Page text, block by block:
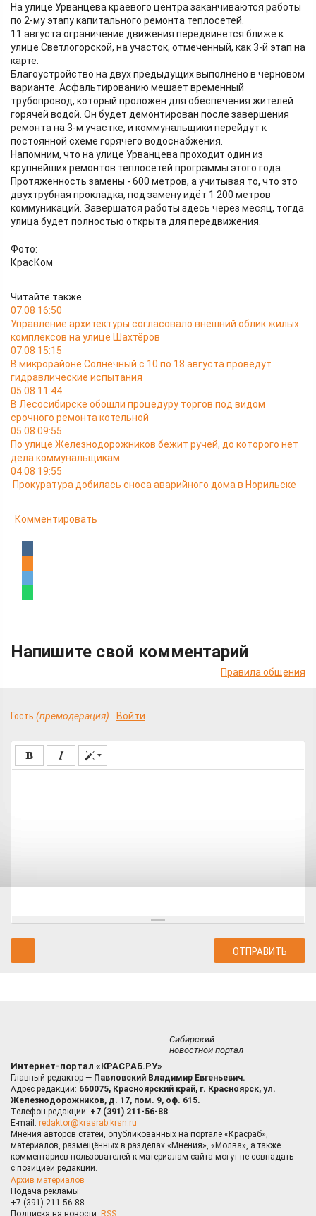
На улице Урванцева краевого центра заканчиваются работы
по 2-му этапу капитального ремонта теплосетей.
11 августа ограничение движения передвинется ближе к
улице Светлогорской, на участок, отмеченный, как 3-й этап на
карте.
Благоустройство на двух предыдущих выполнено в черновом
варианте. Асфальтированию мешает временный
трубопровод, который проложен для обеспечения жителей
горячей водой. Он будет демонтирован после завершения
ремонта на 3-м участке, и коммунальщики перейдут к
постоянной схеме горячего водоснабжения.
Напомним, что на улице Урванцева проходит один из
крупнейших ремонтов теплосетей программы этого года.
Протяженность замены - 600 метров, а учитывая то, что это
двухтрубная прокладка, под замену идёт 1 200 метров
коммуникаций. Завершатся работы здесь через месяц, тогда
улица будет полностью открыта для передвижения.
Фото:
КрасКом
Читайте также
07.08 16:50
Управление архитектуры согласовало внешний облик жилых
комплексов на улице Шахтёров
07.08 15:15
В микрорайоне Солнечный с 10 по 18 августа проведут
гидравлические испытания
05.08 11:44
В Лесосибирске обошли процедуру торгов под видом
срочного ремонта котельной
05.08 09:55
По улице Железнодорожников бежит ручей, до которого нет
дела коммунальщикам
04.08 19:55
Прокуратура добилась сноса аварийного дома в Норильске
Комментировать
Напишите свой комментарий
Правила общения
Гость (премодерация) Войти
Сибирский
новостной портал
Интернет-портал «КРАСРАБ.РУ»
Главный редактор — Павловский Владимир Евгеньевич.
Адрес редакции: 660075, Красноярский край, г. Красноярск, ул.
Железнодорожников, д. 17, пом. 9, оф. 615.
Телефон редакции: +7 (391) 211-56-88
E-mail: redaktor@krasrab.krsn.ru
Мнения авторов статей, опубликованных на портале «Красраб»,
материалов, размещённых в разделах «Мнения», «Молва», а также
комментариев пользователей к материалам сайта могут не совпадать
с позицией редакции.
Архив материалов
Подача рекламы:
+7 (391) 211-56-88